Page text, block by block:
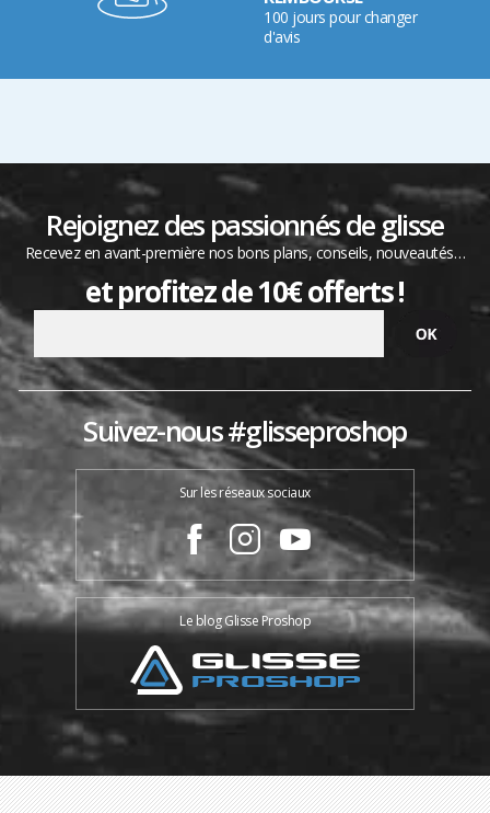
100 jours pour changer
d'avis
Rejoignez des passionnés de glisse
Recevez en avant-première nos bons plans, conseils, nouveautés…
et profitez de 10€ offerts !
Suivez-nous #glisseproshop
Sur les réseaux sociaux
Le blog Glisse Proshop